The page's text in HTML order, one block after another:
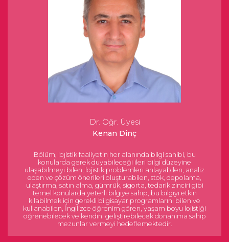
Dr. Öğr. Üyesi
Kenan Dinç
Bölüm, lojistik faaliyetin her alanında bilgi sahibi, bu
konularda gerek duyabileceği ileri bilgi düzeyine
ulaşabilmeyi bilen, lojistik problemleri anlayabilen, analiz
eden ve çözüm önerileri oluşturabilen, stok, depolama,
ulaştırma, satın alma, gümrük, sigorta, tedarik zinciri gibi
temel konularda yeterli bilgiye sahip, bu bilgiyi etkin
kılabilmek için gerekli bilgisayar programlarını bilen ve
kullanabilen, İngilizce öğrenim gören, yaşam boyu lojistiği
öğrenebilecek ve kendini geliştirebilecek donanıma sahip
mezunlar vermeyi hedeflemektedir.